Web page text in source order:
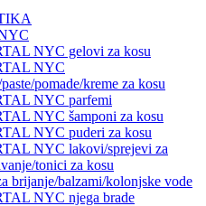
NYC gelovi za kosu
NYC
pomade/kreme za kosu
NYC parfemi
NYC šamponi za kosu
NYC puderi za kosu
NYC lakovi/sprejevi za
tonici za kosu
brijanje/balzami/kolonjske vode
NYC njega brade